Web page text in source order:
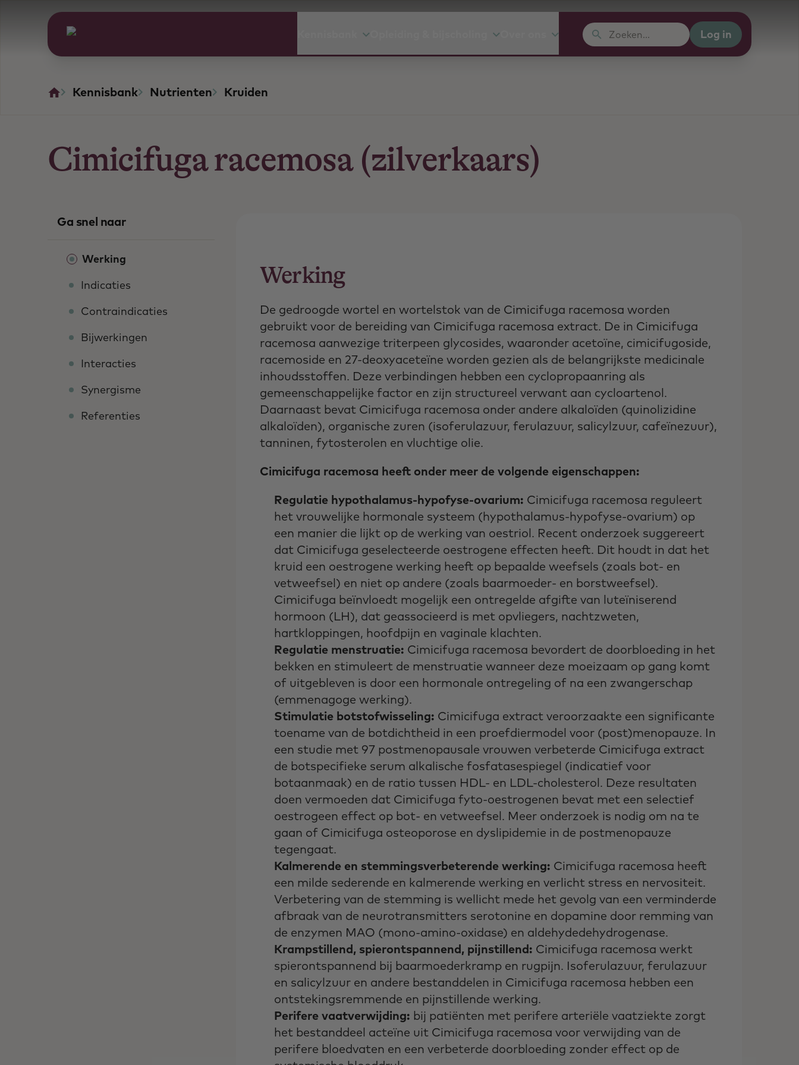
Zoeken... Log in
Kennisbank Nutrienten Kruiden
Cimicifuga racemosa (zilverkaars)
Ga snel naar
Werking
Indicaties
Contraindicaties
Bijwerkingen
Interacties
Synergisme
Referenties
Werking
De gedroogde wortel en wortelstok van de Cimicifuga racemosa worden
gebruikt voor de bereiding van Cimicifuga racemosa extract. De in Cimicifuga
racemosa aanwezige triterpeen glycosides, waaronder acetoïne, cimicifugoside,
racemoside en 27-deoxyaceteïne worden gezien als de belangrijkste medicinale
inhoudsstoffen. Deze verbindingen hebben een cyclopropaanring als
gemeenschappelijke factor en zijn structureel verwant aan cycloartenol.
Daarnaast bevat Cimicifuga racemosa onder andere alkaloïden (quinolizidine
alkaloïden), organische zuren (isoferulazuur, ferulazuur, salicylzuur, cafeïnezuur),
tanninen, fytosterolen en vluchtige olie.
Cimicifuga racemosa heeft onder meer de volgende eigenschappen:
Regulatie hypothalamus-hypofyse-ovarium: Cimicifuga racemosa reguleert
het vrouwelijke hormonale systeem (hypothalamus-hypofyse-ovarium) op
een manier die lijkt op de werking van oestriol. Recent onderzoek suggereert
dat Cimicifuga geselecteerde oestrogene effecten heeft. Dit houdt in dat het
kruid een oestrogene werking heeft op bepaalde weefsels (zoals bot- en
vetweefsel) en niet op andere (zoals baarmoeder- en borstweefsel).
Cimicifuga beïnvloedt mogelijk een ontregelde afgifte van luteïniserend
hormoon (LH), dat geassocieerd is met opvliegers, nachtzweten,
hartkloppingen, hoofdpijn en vaginale klachten.
Regulatie menstruatie: Cimicifuga racemosa bevordert de doorbloeding in het
bekken en stimuleert de menstruatie wanneer deze moeizaam op gang komt
of uitgebleven is door een hormonale ontregeling of na een zwangerschap
(emmenagoge werking).
Stimulatie botstofwisseling: Cimicifuga extract veroorzaakte een significante
toename van de botdichtheid in een proefdiermodel voor (post)menopauze. In
een studie met 97 postmenopausale vrouwen verbeterde Cimicifuga extract
de botspecifieke serum alkalische fosfatasespiegel (indicatief voor
botaanmaak) en de ratio tussen HDL- en LDL-cholesterol. Deze resultaten
doen vermoeden dat Cimicifuga fyto-oestrogenen bevat met een selectief
oestrogeen effect op bot- en vetweefsel. Meer onderzoek is nodig om na te
gaan of Cimicifuga osteoporose en dyslipidemie in de postmenopauze
tegengaat.
Kalmerende en stemmingsverbeterende werking: Cimicifuga racemosa heeft
een milde sederende en kalmerende werking en verlicht stress en nervositeit.
Verbetering van de stemming is wellicht mede het gevolg van een verminderde
afbraak van de neurotransmitters serotonine en dopamine door remming van
de enzymen MAO (mono-amino-oxidase) en aldehydedehydrogenase.
Krampstillend, spierontspannend, pijnstillend: Cimicifuga racemosa werkt
spierontspannend bij baarmoederkramp en rugpijn. Isoferulazuur, ferulazuur
en salicylzuur en andere bestanddelen in Cimicifuga racemosa hebben een
ontstekingsremmende en pijnstillende werking.
Perifere vaatverwijding: bij patiënten met perifere arteriële vaatziekte zorgt
het bestanddeel acteïne uit Cimicifuga racemosa voor verwijding van de
perifere bloedvaten en een verbeterde doorbloeding zonder effect op de